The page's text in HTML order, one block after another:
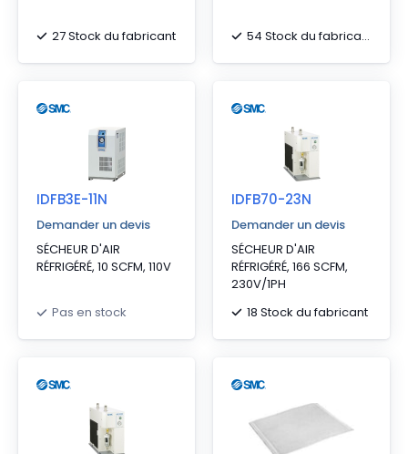
27 Stock du fabricant 54 Stock du fabricant
IDFB3E-11N
Demander un devis
SÉCHEUR D'AIR
RÉFRIGÉRÉ, 10 SCFM, 110V
Pas en stock
IDFB70-23N
Demander un devis
SÉCHEUR D'AIR
RÉFRIGÉRÉ, 166 SCFM,
230V/1PH
18 Stock du fabricant